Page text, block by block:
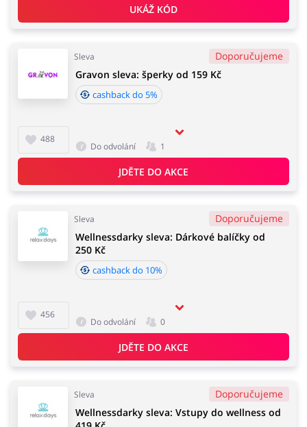
UKÁŽ KÓD
Sleva Doporučujeme
488
Gravon sleva: šperky od 159 Kč
cashback do 5%
Do odvolání 1
JDĚTE DO AKCE
Sleva Doporučujeme
456
Wellnessdarky sleva: Dárkové balíčky od
250 Kč
cashback do 10%
Do odvolání 0
JDĚTE DO AKCE
Sleva Doporučujeme
Wellnessdarky sleva: Vstupy do wellness od